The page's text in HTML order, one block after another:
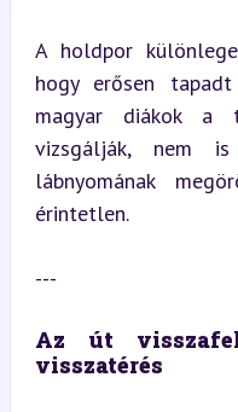
A holdpor
hogy erősen
magyar diákok a
vizsgálják, nem
lábnyomának
érintetlen.
---
Az út
visszatérés